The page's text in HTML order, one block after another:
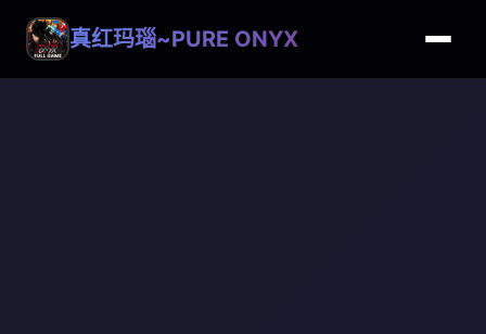
真红玛瑙~PURE ONYX